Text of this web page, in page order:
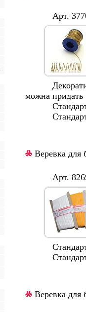
Арт.
можна
Веревка для
Арт.
Веревка для